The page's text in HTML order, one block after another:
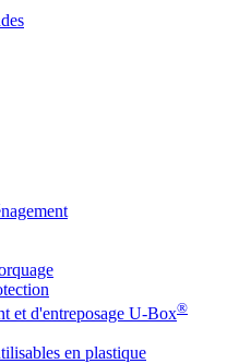
et d'entreposage U-Box®
en plastique